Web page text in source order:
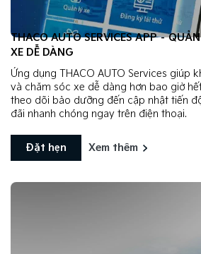
THACO AUTO SERVICES APP –
XE DỄ DÀNG
Ứng dụng THACO AUTO Services giúp
và chăm sóc xe dễ dàng hơn bao giờ
theo dõi bảo dưỡng đến cập nhật tiến
đãi nhanh chóng ngay trên điện thoại.
Đặt hẹn Xem thêm